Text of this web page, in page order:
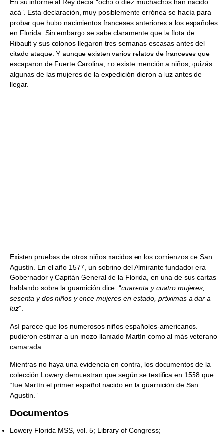
En su informe al Rey decía “ocho o diez muchachos han nacido
acá”. Esta declaración, muy posiblemente errónea se hacía para
probar que hubo nacimientos franceses anteriores a los españoles
en Florida. Sin embargo se sabe claramente que la flota de
Ribault y sus colonos llegaron tres semanas escasas antes del
citado ataque. Y aunque existen varios relatos de franceses que
escaparon de Fuerte Carolina, no existe mención a niños, quizás
algunas de las mujeres de la expedición dieron a luz antes de
llegar.
Existen pruebas de otros niños nacidos en los comienzos de San
Agustín. En el año 1577, un sobrino del Almirante fundador era
Gobernador y Capitán General de la Florida, en una de sus cartas
hablando sobre la guarnición dice: “cuarenta y cuatro mujeres,
sesenta y dos niños y once mujeres en estado, próximas a dar a
luz”.
Así parece que los numerosos niños españoles-americanos,
pudieron estimar a un mozo llamado Martín como al más veterano
camarada.
Mientras no haya una evidencia en contra, los documentos de la
colección Lowery demuestran que según se testifica en 1558 que
“fue Martín el primer español nacido en la guarnición de San
Agustín.”
Documentos
Lowery Florida MSS, vol. 5; Library of Congress;